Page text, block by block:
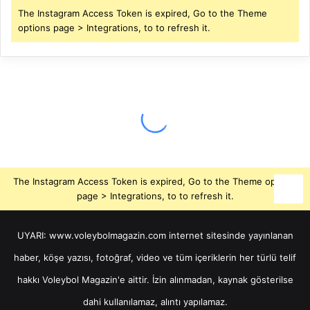
The Instagram Access Token is expired, Go to the Theme
options page > Integrations, to to refresh it.
The Instagram Access Token is expired, Go to the Theme options
page > Integrations, to to refresh it.
UYARI: www.voleybolmagazin.com internet sitesinde yayınlanan
haber, köşe yazısı, fotoğraf, video ve tüm içeriklerin her türlü telif
hakkı Voleybol Magazin'e aittir. İzin alınmadan, kaynak gösterilse
dahi kullanılamaz, alıntı yapılamaz.